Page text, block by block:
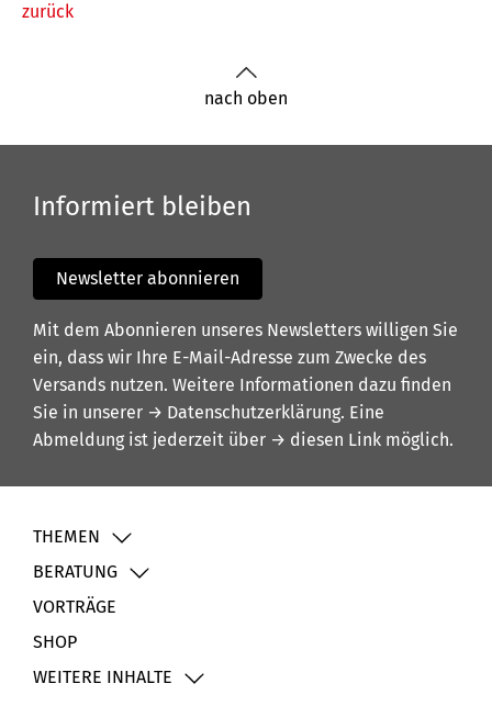
zurück
nach oben
Informiert bleiben
Newsletter abonnieren
Mit dem Abonnieren unseres Newsletters willigen Sie
ein, dass wir Ihre E-Mail-Adresse zum Zwecke des
Versands nutzen. Weitere Informationen dazu finden
Sie in unserer → Datenschutzerklärung. Eine
Abmeldung ist jederzeit über → diesen Link möglich.
THEMEN
BERATUNG
VORTRÄGE
SHOP
WEITERE INHALTE